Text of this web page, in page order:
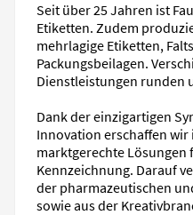
Seit über 25 Jahren ist
Etiketten. Zudem
mehrlagige Etiketten,
Packungsbeilagen.
Dienstleistungen runden
Dank der einzigartigen
Innovation erschaffen
marktgerechte
Kennzeichnung. Darauf
der pharmazeutischen
sowie aus der